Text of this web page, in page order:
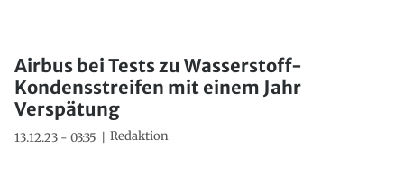
Airbus bei Tests zu Wasserstoff-
Kondensstreifen mit einem Jahr
Verspätung
13.12.23 - 03:35 Redaktion